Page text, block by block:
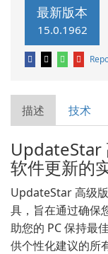
最新版本
15.0.1962
描述 技术
UpdateStar
软件更新的
UpdateStar 高级
具，旨在通过确保
助您的 PC 保持最
供个性化建议的所